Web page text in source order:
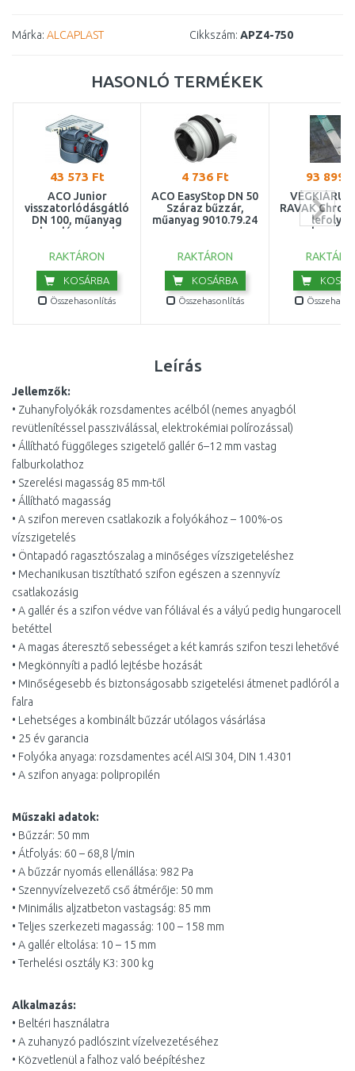
Márka: ALCAPLAST Cikkszám: APZ4-750
HASONLÓ TERMÉKEK
43 573 Ft
ACO Junior
visszatorlódásgátló
DN 100, műanyag
bordás ráccsal
RAKTÁRON
KOSÁRBA
Összehasonlítás
4 736 Ft
ACO EasyStop DN 50
Száraz bűzzár,
műanyag 9010.79.24
RAKTÁRON
KOSÁRBA
Összehasonlítás
93 899
RAVAK
lefolyó -
Leírás
Jellemzők:
• Zuhanyfolyókák rozsdamentes acélból (nemes anyagból
revütlenítéssel passziválással, elektrokémiai polírozással)
• Állítható függőleges szigetelő gallér 6–12 mm vastag
falburkolathoz
• Szerelési magasság 85 mm-től
• Állítható magasság
• A szifon mereven csatlakozik a folyókához – 100%-os
vízszigetelés
• Öntapadó ragasztószalag a minőséges vízszigeteléshez
• Mechanikusan tisztítható szifon egészen a szennyvíz
csatlakozásig
• A gallér és a szifon védve van fóliával és a vályú pedig hungarocell
betéttel
• A magas áteresztő sebességet a két kamrás szifon teszi lehetővé
• Megkönnyíti a padló lejtésbe hozását
• Minőségesebb és biztonságosabb szigetelési átmenet padlóról a
falra
• Lehetséges a kombinált bűzzár utólagos vásárlása
• 25 év garancia
• Folyóka anyaga: rozsdamentes acél AISI 304, DIN 1.4301
• A szifon anyaga: polipropilén
Műszaki adatok:
• Bűzzár: 50 mm
• Átfolyás: 60 – 68,8 l/min
• A bűzzár nyomás ellenállása: 982 Pa
• Szennyvízelvezető cső átmérője: 50 mm
• Minimális aljzatbeton vastagság: 85 mm
• Teljes szerkezeti magasság: 100 – 158 mm
• A gallér eltolása: 10 – 15 mm
• Terhelési osztály K3: 300 kg
Alkalmazás:
• Beltéri használatra
• A zuhanyzó padlószint vízelvezetéséhez
• Közvetlenül a falhoz való beépítéshez